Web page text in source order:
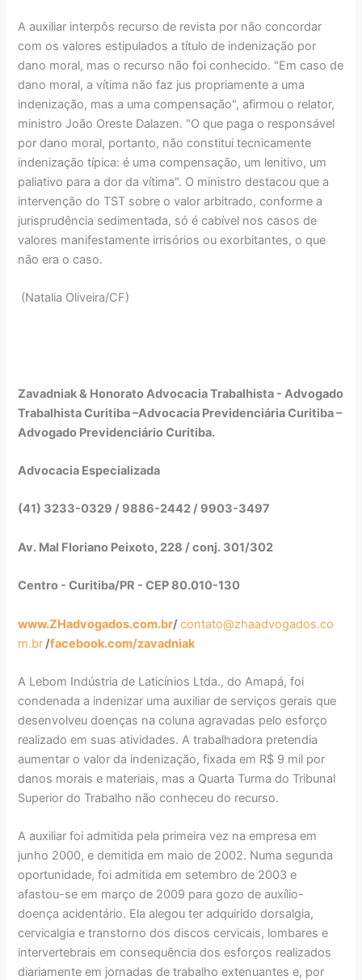
A auxiliar interpôs recurso de revista por não concordar
com os valores estipulados a título de indenização por
dano moral, mas o recurso não foi conhecido. "Em caso de
dano moral, a vítima não faz jus propriamente a uma
indenização, mas a uma compensação", afirmou o relator,
ministro João Oreste Dalazen. "O que paga o responsável
por dano moral, portanto, não constitui tecnicamente
indenização típica: é uma compensação, um lenitivo, um
paliativo para a dor da vítima". O ministro destacou que a
intervenção do TST sobre o valor arbitrado, conforme a
jurisprudência sedimentada, só é cabível nos casos de
valores manifestamente irrisórios ou exorbitantes, o que
não era o caso.
(Natalia Oliveira/CF)
Zavadniak & Honorato Advocacia Trabalhista - Advogado
Trabalhista Curitiba –Advocacia Previdenciária Curitiba –
Advogado Previdenciário Curitiba.
Advocacia Especializada
(41) 3233-0329 / 9886-2442 / 9903-3497
Av. Mal Floriano Peixoto, 228 / conj. 301/302
Centro - Curitiba/PR - CEP 80.010-130
www.ZHadvogados.com.br/contato@zhaadvogados.co
m.br /facebook.com/zavadniak
A Lebom Indústria de Laticínios Ltda., do Amapá, foi
condenada a indenizar uma auxiliar de serviços gerais que
desenvolveu doenças na coluna agravadas pelo esforço
realizado em suas atividades. A trabalhadora pretendia
aumentar o valor da indenização, fixada em R$ 9 mil por
danos morais e materiais, mas a Quarta Turma do Tribunal
Superior do Trabalho não conheceu do recurso.
A auxiliar foi admitida pela primeira vez na empresa em
junho 2000, e demitida em maio de 2002. Numa segunda
oportunidade, foi admitida em setembro de 2003 e
afastou-se em março de 2009 para gozo de auxílio-
doença acidentário. Ela alegou ter adquirido dorsalgia,
cervicalgia e transtorno dos discos cervicais, lombares e
intervertebrais em consequência dos esforços realizados
diariamente em jornadas de trabalho extenuantes e, por